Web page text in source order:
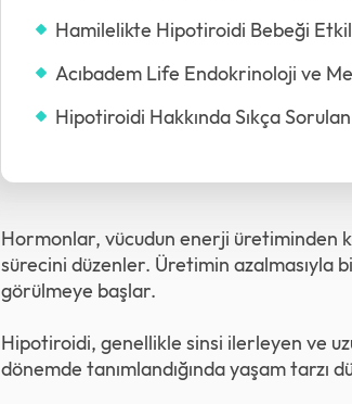
Hamilelikte Hipotiroidi Bebeği
Acıbadem Life Endokrinoloji ve
Hipotiroidi Hakkında Sıkça
Hormonlar, vücudun enerji üretiminden
sürecini düzenler. Üretimin
görülmeye başlar.
Hipotiroidi, genellikle sinsi ilerleyen ve
dönemde tanımlandığında yaşam tarzı